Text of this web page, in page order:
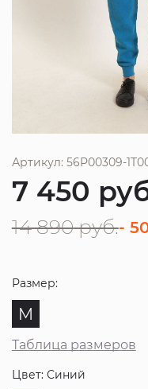
Артикул: 56P00309-
7 450
14 890 руб.-
Размер:
M
Таблица размеров
Цвет: Синий